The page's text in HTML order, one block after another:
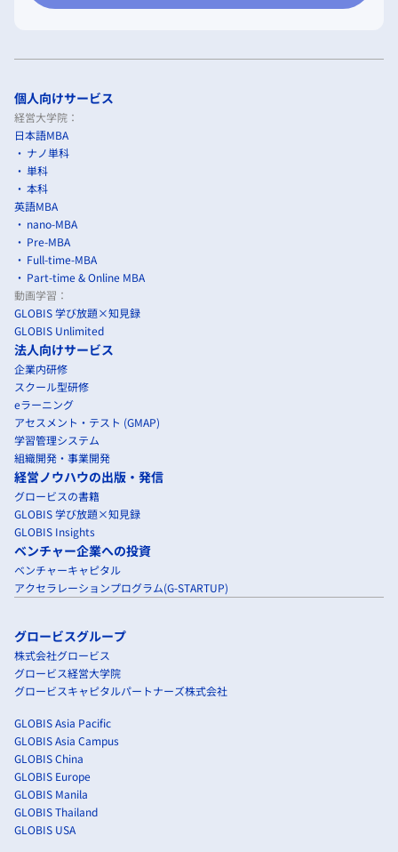
個人向けサービス
経営大学院：
日本語MBA
ナノ単科
単科
本科
英語MBA
nano-MBA
Pre-MBA
Full-time-MBA
Part-time & Online MBA
動画学習：
GLOBIS 学び放題×知見録
GLOBIS Unlimited
法人向けサービス
企業内研修
スクール型研修
eラーニング
アセスメント・テスト (GMAP)
学習管理システム
組織開発・事業開発
経営ノウハウの出版・発信
グロービスの書籍
GLOBIS 学び放題×知見録
GLOBIS Insights
ベンチャー企業への投資
ベンチャーキャピタル
アクセラレーションプログラム(G-STARTUP)
グロービスグループ
株式会社グロービス
グロービス経営大学院
グロービスキャピタルパートナーズ株式会社
GLOBIS Asia Pacific
GLOBIS Asia Campus
GLOBIS China
GLOBIS Europe
GLOBIS Manila
GLOBIS Thailand
GLOBIS USA